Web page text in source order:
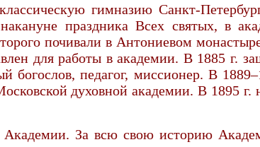
гимназию Санкт-
праздника Всех святых, в
почивали в Антониевом
для работы в академии. В 1885 г.
богослов, педагог, миссионер. В
духовной академии. В 1895 г.
За всю свою историю